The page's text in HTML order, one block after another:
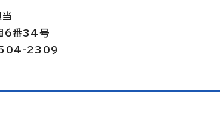
6番34号
504-2309